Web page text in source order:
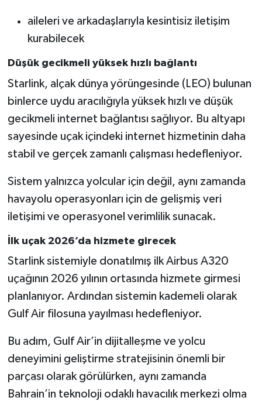
aileleri ve arkadaşlarıyla kesintisiz iletişim
kurabilecek
Düşük gecikmeli yüksek hızlı bağlantı
Starlink, alçak dünya yörüngesinde (LEO) bulunan
binlerce uydu aracılığıyla yüksek hızlı ve düşük
gecikmeli internet bağlantısı sağlıyor. Bu altyapı
sayesinde uçak içindeki internet hizmetinin daha
stabil ve gerçek zamanlı çalışması hedefleniyor.
Sistem yalnızca yolcular için değil, aynı zamanda
havayolu operasyonları için de gelişmiş veri
iletişimi ve operasyonel verimlilik sunacak.
İlk uçak 2026’da hizmete girecek
Starlink sistemiyle donatılmış ilk Airbus A320
uçağının 2026 yılının ortasında hizmete girmesi
planlanıyor. Ardından sistemin kademeli olarak
Gulf Air filosuna yayılması hedefleniyor.
Bu adım, Gulf Air’in dijitalleşme ve yolcu
deneyimini geliştirme stratejisinin önemli bir
parçası olarak görülürken, aynı zamanda
Bahrain’in teknoloji odaklı havacılık merkezi olma